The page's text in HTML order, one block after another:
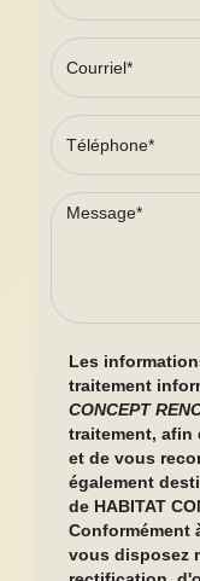
Les
traitement
CONCEPT
traitement, afin
et de vous
également
de HABITAT
Conformément
vous disposez